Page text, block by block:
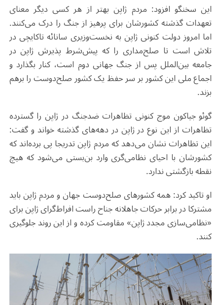
این سخنگو افزود: مردم ژاپن بهتر از هر کسی دیگر معنای
تعهدات گذشته کشورشان برای پرهیز از جنگ را درک می‌کنند.
اما امروز دولت کنونی ژاپن به نخست‌وزیری سانائه تاکایچی در
تلاش است تا صلح‌مداری را که پیش‌شرط پذیرش ژاپن در
جامعه بین‌الملل پس از جنگ جهانی دوم است، کنار بگذارد و
اجماع ملی این کشور بر سر حفظ یک کشور صلح‌دوست را برهم
بزند.
گوئو جیاکون موج کنونی تظاهرات ضدجنگ در ژاپن را گسترده
تظاهرات از این نوع در ژاپن در دهه‌های گذشته خواند و گفت:
این تظاهرات نشان می‌دهد که مردم ژاپن تدریجا پی برده‌اند که
کشورشان با احیای نظامی‌گری وارد بن‌بستی می‌شود که هیچ
نقطه بازگشتی ندارد.
او تاکید کرد: همه کشورهای صلح‌دوست جهان و مردم ژاپن باید
مشترکا در برابر حرکات جاهلانه جناح راست افراط‌گرای ژاپن برای
«نظامی‌سازی مجدد ژاپن» مقاومت کرده و از این روند جلوگیری
کنند.